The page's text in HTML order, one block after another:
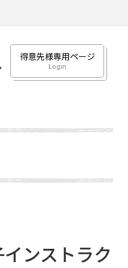
得意先様専用ページ
Login
ンストラク